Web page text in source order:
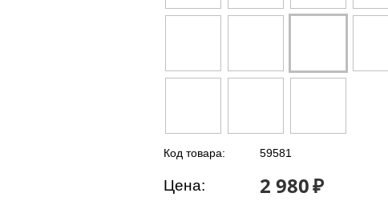
Код товара: 59581
Цена: 2 980₽